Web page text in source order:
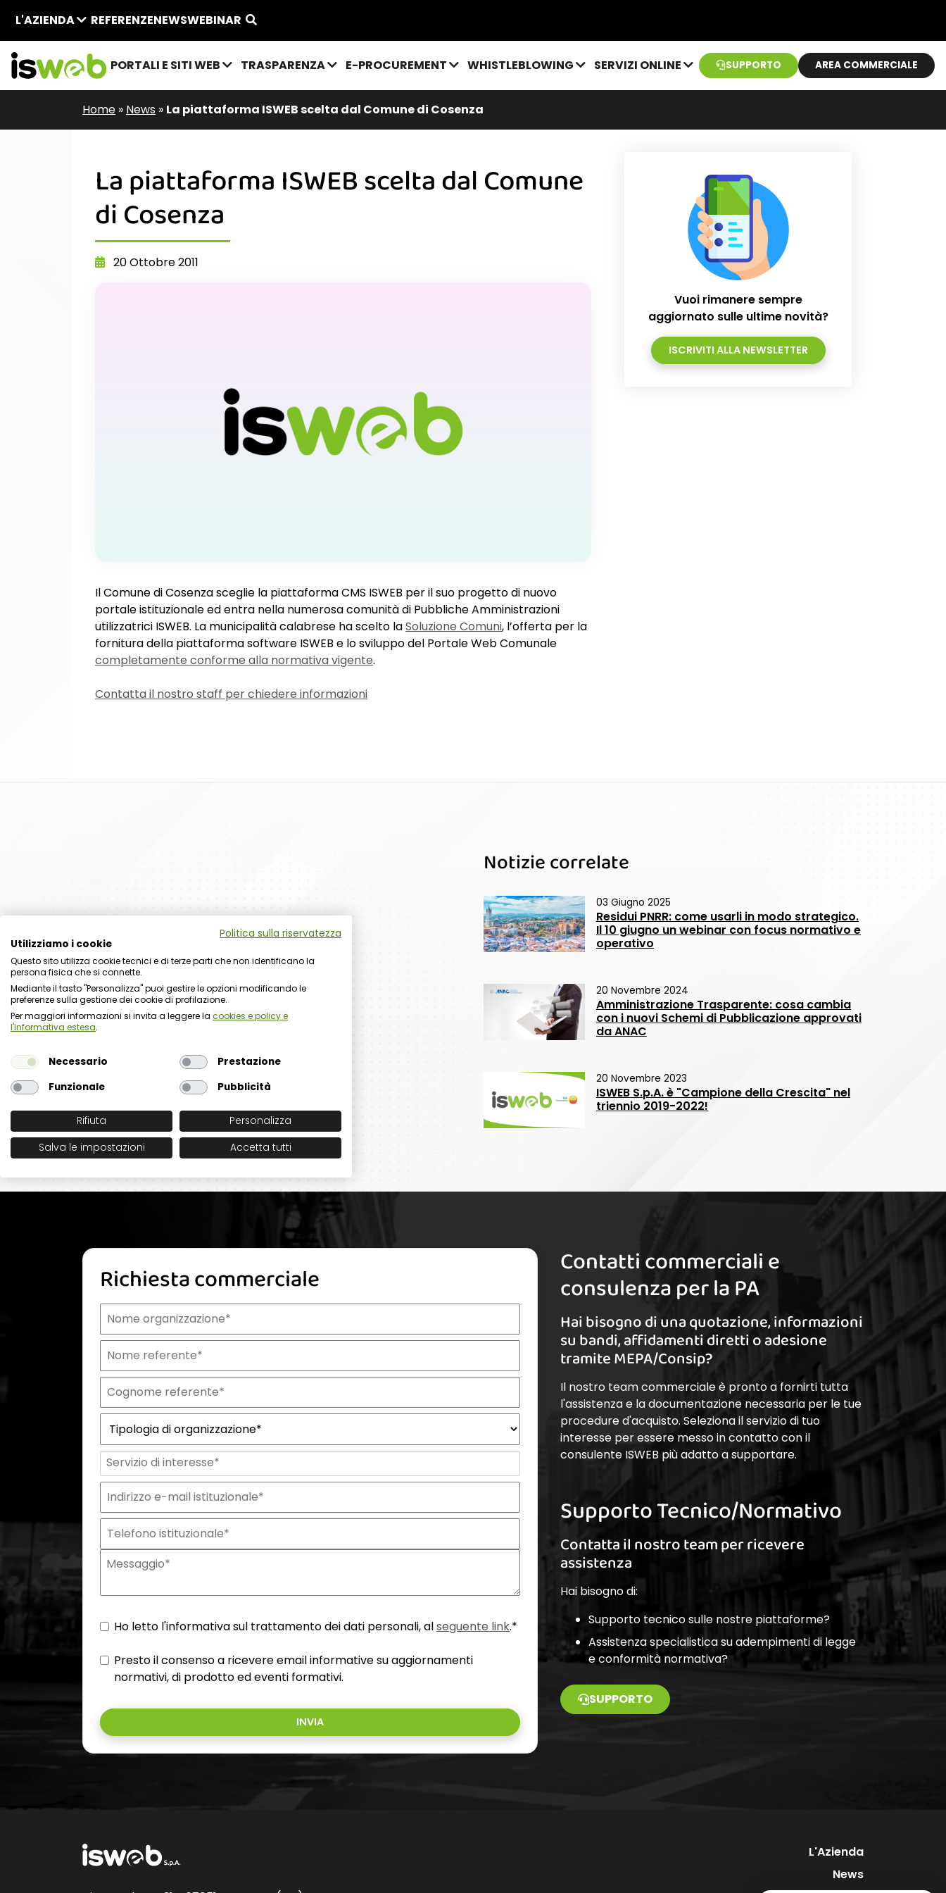
L'AZIENDA REFERENZENEWSWEBINAR
PORTALI E SITI WEB TRASPARENZA E-PROCUREMENT WHISTLEBLOWING SERVIZI ONLINE SUPPORTO AREA COMMERCIALE
Home » News » La piattaforma ISWEB scelta dal Comune di Cosenza
La piattaforma ISWEB scelta dal Comune
di Cosenza
20 Ottobre 2011
Il Comune di Cosenza sceglie la piattaforma CMS ISWEB per il suo progetto di nuovo
portale istituzionale ed entra nella numerosa comunità di Pubbliche Amministrazioni
utilizzatrici ISWEB. La municipalità calabrese ha scelto laSoluzione Comuni, l’offerta per la
fornitura della piattaforma software ISWEB e lo sviluppo del Portale Web Comunale
completamente conforme alla normativa vigente.
Contatta il nostro staff per chiedere informazioni
Vuoi rimanere sempre
aggiornato sulle ultime novità?
ISCRIVITI ALLA NEWSLETTER
Notizie correlate
03 Giugno 2025
Residui PNRR: come usarli in modo strategico.
Il 10 giugno un webinar con focus normativo e
operativo
20 Novembre 2024
Amministrazione Trasparente: cosa cambia
con i nuovi Schemi di Pubblicazione approvati
da ANAC
20 Novembre 2023
ISWEB S.p.A. è "Campione della Crescita" nel
triennio 2019-2022!
Richiesta commerciale
Nome organizzazione
Nome referente
Cognome referente
Tipologia di organizzazione
Prodotto di interesse
Indirizzo email istituzionale*
Telefono istituzionale
Messaggio
Ho letto l'informativa sul trattamento dei dati personali, alseguente link.*
Presto il consenso a ricevere email informative su aggiornamenti
normativi, di prodotto ed eventi formativi.
INVIA
Contatti commerciali e
consulenza per la PA
Hai bisogno di una quotazione, informazioni
su bandi, affidamenti diretti o adesione
tramite MEPA/Consip?
Il nostro team commerciale è pronto a fornirti tutta
l'assistenza e la documentazione necessaria per le tue
procedure d'acquisto. Seleziona il servizio di tuo
interesse per essere messo in contatto con il
consulente ISWEB più adatto a supportare.
Supporto Tecnico/Normativo
Contatta il nostro team per ricevere
assistenza
Hai bisogno di:
Supporto tecnico sulle nostre piattaforme?
Assistenza specialistica su adempimenti di legge
e conformità normativa?
SUPPORTO
L'Azienda
News
Politica sulla riservatezza
Utilizziamo i cookie
Questo sito utilizza cookie tecnici e di terze parti che non identificano la
persona fisica che si connette.
Mediante il tasto "Personalizza" puoi gestire le opzioni modificando le
preferenze sulla gestione dei cookie di profilazione.
Per maggiori informazioni si invita a leggere la cookies e policy e
l'informativa estesa.
Necessario
Prestazione
Funzionale
Pubblicità
Rifiuta
Personalizza
Salva le impostazioni
Accetta tutti